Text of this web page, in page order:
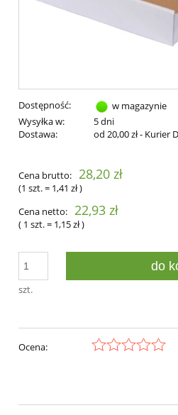
Dostępność:
w magazynie
Wysyłka w:
5 dni
Dostawa:
od 20,00 zł- Kurier
Cena nie zawiera ewentualnych
Cena brutto: 28,20 zł
(1 szt.= 1,41 zł)
Cena netto:
22,93 zł
( 1 szt.= 1,15 zł)
szt.
do
Ocena: